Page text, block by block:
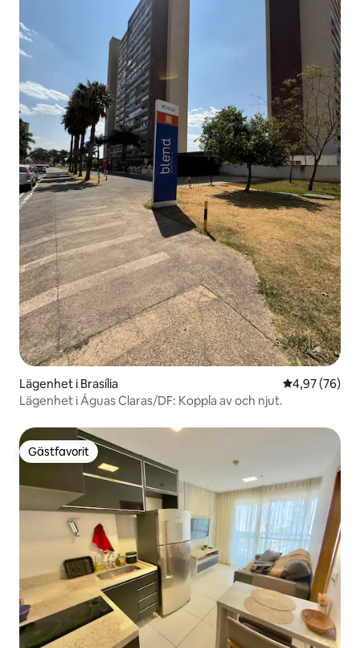
Lägenhet i Brasília 4,97 av 5 i
4,97 (76)
Lägenhet i Águas Claras/DF: Koppla av och njut.
Gästfavorit
Gästfavorit